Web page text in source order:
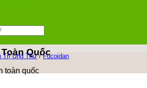
Quốc
toàn quốc
Trị Ung Thư / Fucoidan